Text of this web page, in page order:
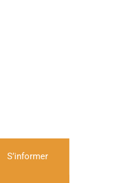
S’informer